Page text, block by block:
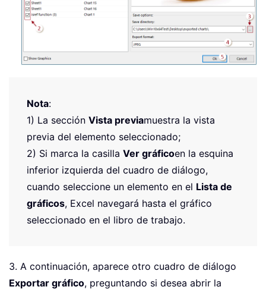
Nota:
1) La sección Vista previamuestra la vista
previa del elemento seleccionado;
2) Si marca la casilla Ver gráficoen la esquina
inferior izquierda del cuadro de diálogo,
cuando seleccione un elemento en el Lista de
gráficos, Excel navegará hasta el gráfico
seleccionado en el libro de trabajo.
3. A continuación, aparece otro cuadro de diálogo
Exportar gráfico, preguntando si desea abrir la